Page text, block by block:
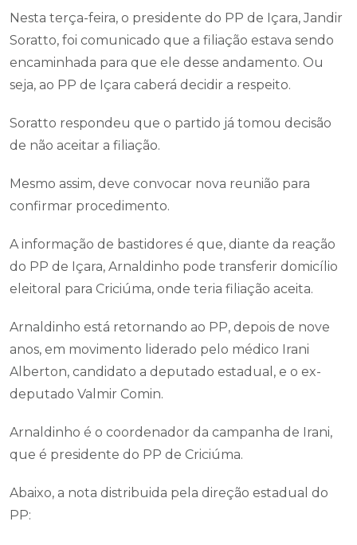
Nesta terça-feira, o presidente do PP de Içara, Jandir
Soratto, foi comunicado que a filiação estava sendo
encaminhada para que ele desse andamento. Ou
seja, ao PP de Içara caberá decidir a respeito.
Soratto respondeu que o partido já tomou decisão
de não aceitar a filiação.
Mesmo assim, deve convocar nova reunião para
confirmar procedimento.
A informação de bastidores é que, diante da reação
do PP de Içara, Arnaldinho pode transferir domicílio
eleitoral para Criciúma, onde teria filiação aceita.
Arnaldinho está retornando ao PP, depois de nove
anos, em movimento liderado pelo médico Irani
Alberton, candidato a deputado estadual, e o ex-
deputado Valmir Comin.
Arnaldinho é o coordenador da campanha de Irani,
que é presidente do PP de Criciúma.
Abaixo, a nota distribuida pela direção estadual do
PP: